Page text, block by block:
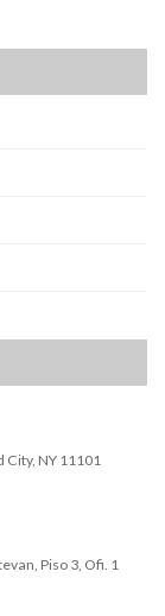
City, NY 11101
Piso 3, Ofi. 1